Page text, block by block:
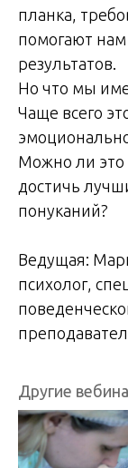
планка,
помогают нам
результатов.
Но что мы
Чаще всего
Можно ли это
достичь
понуканий?
Ведущая:
психолог,
Другие